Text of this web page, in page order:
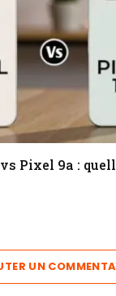
Pixel 9a :
UN